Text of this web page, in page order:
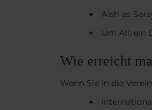
Aish as-
Um Ali: ein
Wie erreicht
Wenn Sie in die